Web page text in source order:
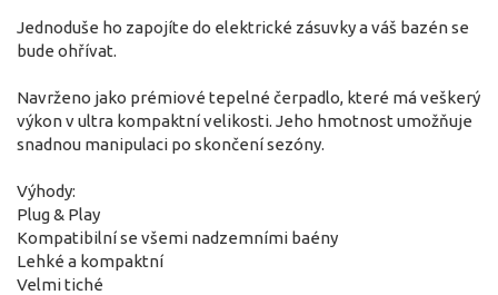
Jednoduše ho zapojíte do elektrické zásuvky a váš bazén se
bude ohřívat.
Navrženo jako prémiové tepelné čerpadlo, které má veškerý
výkon v ultra kompaktní velikosti. Jeho hmotnost umožňuje
snadnou manipulaci po skončení sezóny.
Výhody:
Plug & Play
Kompatibilní se všemi nadzemními baény
Lehké a kompaktní
Velmi tiché